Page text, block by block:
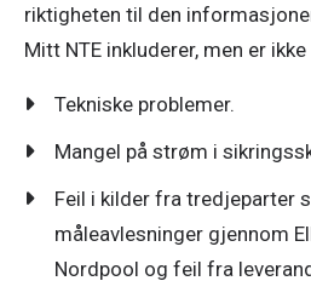
riktigheten til den
Mitt NTE inkluderer, men er
Tekniske problemer.
Mangel på strøm i
Feil i kilder fra tredjeparter
måleavlesninger gjennom
Nordpool og feil fra